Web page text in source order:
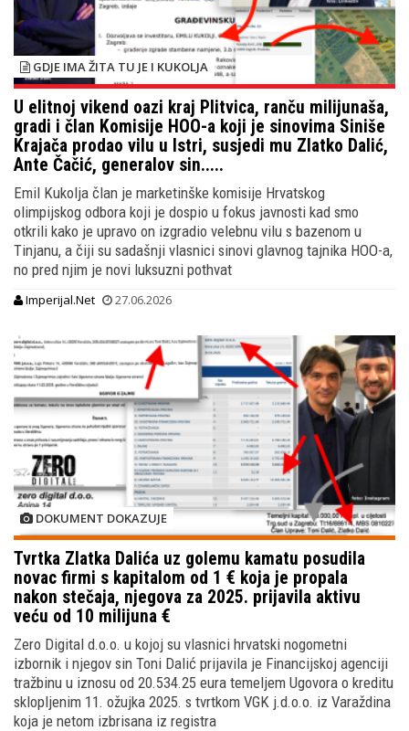
GDJE IMA ŽITA TU JE I KUKOLJA
U elitnoj vikend oazi kraj Plitvica, ranču milijunaša,
gradi i član Komisije HOO-a koji je sinovima Siniše
Krajača prodao vilu u Istri, susjedi mu Zlatko Dalić,
Ante Čačić, generalov sin.....
Emil Kukolja član je marketinške komisije Hrvatskog
olimpijskog odbora koji je dospio u fokus javnosti kad smo
otkrili kako je upravo on izgradio velebnu vilu s bazenom u
Tinjanu, a čiji su sadašnji vlasnici sinovi glavnog tajnika HOO-a,
no pred njim je novi luksuzni pothvat
Imperijal.Net 27.06.2026
DOKUMENT DOKAZUJE
Tvrtka Zlatka Dalića uz golemu kamatu posudila
novac firmi s kapitalom od 1 € koja je propala
nakon stečaja, njegova za 2025. prijavila aktivu
veću od 10 milijuna €
Zero Digital d.o.o. u kojoj su vlasnici hrvatski nogometni
izbornik i njegov sin Toni Dalić prijavila je Financijskoj agenciji
tražbinu u iznosu od 20.534.25 eura temeljem Ugovora o kreditu
sklopljenim 11. ožujka 2025. s tvrtkom VGK j.d.o.o. iz Varaždina
koja je netom izbrisana iz registra